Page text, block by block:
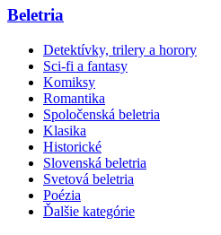
Beletria
Detektívky, trilery a horory
Sci-fi a fantasy
Komiksy
Romantika
Spoločenská beletria
Klasika
Historické
Slovenská beletria
Svetová beletria
Poézia
Ďalšie kategórie